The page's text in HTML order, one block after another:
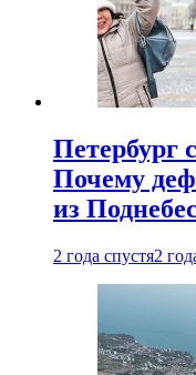
Петербург
Почему
из
2 года спустя2